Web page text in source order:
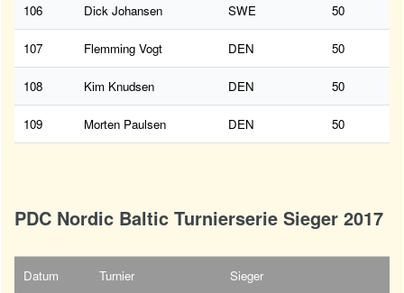
106 Dick Johansen SWE 50
107 Flemming Vogt DEN 50
108 Kim Knudsen DEN 50
109 Morten Paulsen DEN 50
PDC Nordic Baltic Turnierserie Sieger 2017
Datum Turnier Sieger